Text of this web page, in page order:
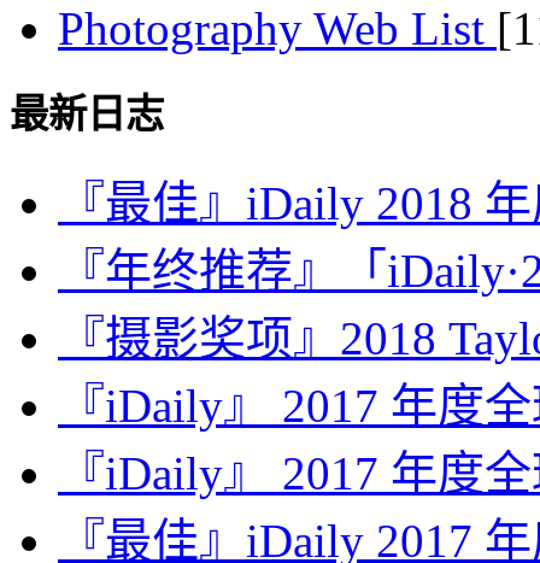
Photography Web List
最新日志
『最佳』iDaily 2018
『年终推荐』「
『摄影奖项』2018
『iDaily』 2017 年度
『iDaily』 2017 年度
『最佳』iDaily 2017